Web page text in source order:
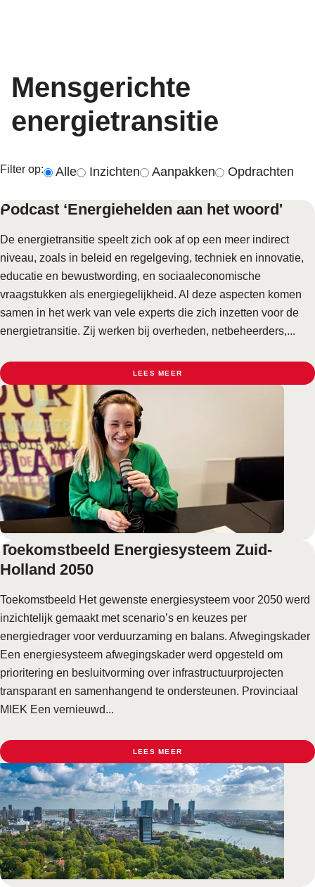
Mensgerichte
energietransitie
Filter op: Alle Inzichten Aanpakken Opdrachten
Podcast ‘Energiehelden aan het woord'
De energietransitie speelt zich ook af op een meer indirect
niveau, zoals in beleid en regelgeving, techniek en innovatie,
educatie en bewustwording, en sociaaleconomische
vraagstukken als energiegelijkheid. Al deze aspecten komen
samen in het werk van vele experts die zich inzetten voor de
energietransitie. Zij werken bij overheden, netbeheerders,...
LEES MEER
Toekomstbeeld Energiesysteem Zuid-
Holland 2050
Toekomstbeeld Het gewenste energiesysteem voor 2050 werd
inzichtelijk gemaakt met scenario’s en keuzes per
energiedrager voor verduurzaming en balans. Afwegingskader
Een energiesysteem afwegingskader werd opgesteld om
prioritering en besluitvorming over infrastructuurprojecten
transparant en samenhangend te ondersteunen. Provinciaal
MIEK Een vernieuwd...
LEES MEER